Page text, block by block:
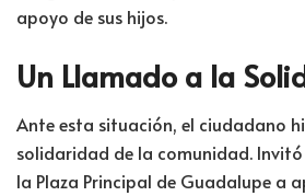
apoyo de sus hijos.
Un Llamado a la
Ante esta situación, el ciudadano
solidaridad de la comunidad.
la Plaza Principal de Guadalupe a